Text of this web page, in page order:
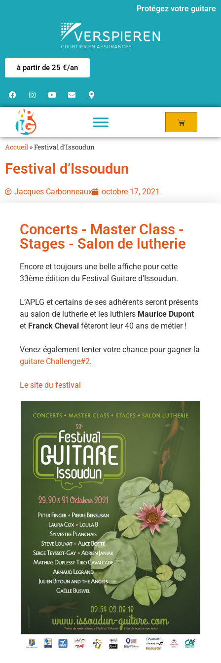
Protégez votre guitare
à partir de 25 €/an
Accueil »Festival d’Issoudun
Festival d’Issoudun
Jacques Carbonneaux octobre 17, 2021
Concerts - Master Class -
Stages - Salon de lutherie
Encore et toujours une belle affiche pour cette
33ème édition du Festival Guitare d’Issoudun.
L’APLG et certains de ses adhérents seront présents
au salon de lutherie et les luthiers Maurice Dupont
et Franck Cheval fêteront leur 40 ans de métier !
Venez également tenter votre chance pour gagner la
guitare Challenge#2.
Le site du festival